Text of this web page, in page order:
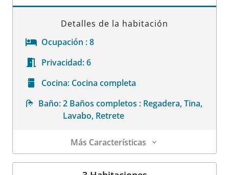
Detalles de la habitación
Ocupación :8
Privacidad:6
Cocina: Cocina completa
Baño: 2 Baños completos : Regadera, Tina,
Lavabo, Retrete
Más Características
Detalles de la habitación